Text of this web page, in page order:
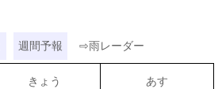
週間予報 ⇨雨レーダー
きょう あす